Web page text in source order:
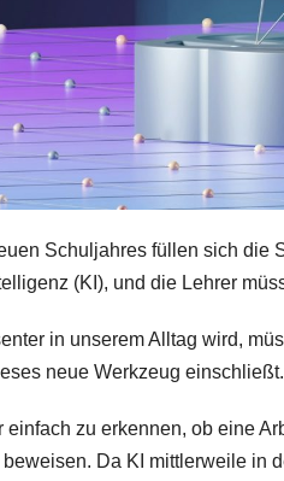
Schuljahres füllen sich die
(KI), und die Lehrer
in unserem Alltag wird,
neue Werkzeug einschließt.
einfach zu erkennen, ob eine
Da KI mittlerweile in